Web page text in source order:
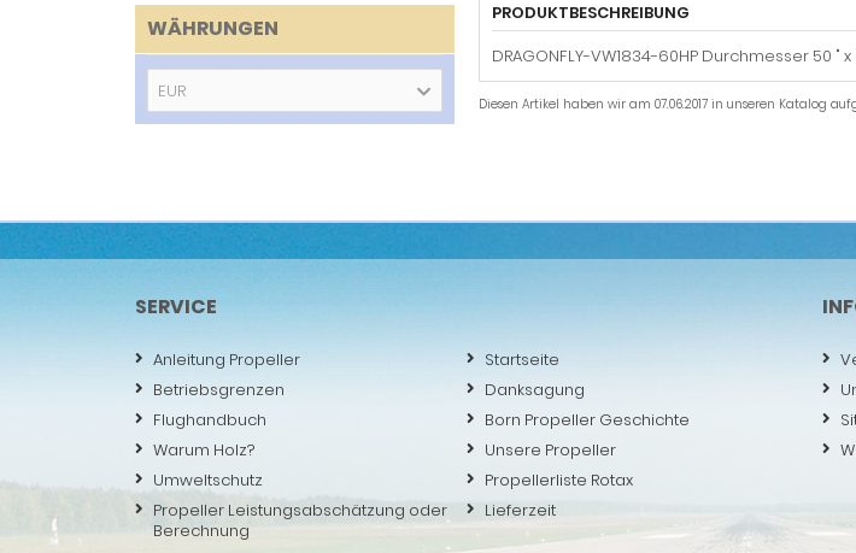
PRODUKTBESCHREIBUNG
DRAGONFLY-VW1834-60HP Durchmesser 50 "
Diesen Artikel haben wir am 07.06.2017 in unseren Katalog
WÄHRUNGEN
EUR
SERVICE
Anleitung Propeller
Startseite
Betriebsgrenzen
Danksagung
Flughandbuch
Born Propeller Geschichte
Warum Holz?
Unsere Propeller
Umweltschutz
Propellerliste Rotax
Propeller Leistungsabschätzung oder
Berechnung
Lieferzeit